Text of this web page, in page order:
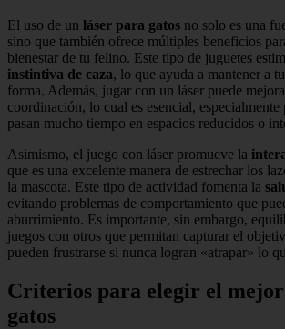
El uso de un láser para gatos no solo es una
sino que también ofrece múltiples beneficios
bienestar de tu felino. Este tipo de juguetes
instintiva de caza, lo que ayuda a mantener a
forma. Además, jugar con un láser puede
coordinación, lo cual es esencial, especialmente
pasan mucho tiempo en espacios reducidos o
Asimismo, el juego con láser promueve la
que es una excelente manera de estrechar los
la mascota. Este tipo de actividad fomenta la
evitando problemas de comportamiento que
aburrimiento. Es importante, sin embargo,
juegos con otros que permitan capturar el
pueden frustrarse si nunca logran «atrapar» lo
Criterios para elegir el
gatos